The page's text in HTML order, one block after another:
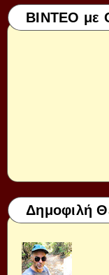
ΒΙΝΤΕΟ με
Δημοφιλή